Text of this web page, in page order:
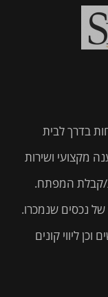
בדרך לבית
מקצועי ושירות
קבלת המפתח.
של נכסים שנמכרו.
ליווי קונים